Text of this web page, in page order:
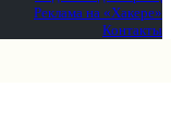
Реклама на «Хакере»
Контакты